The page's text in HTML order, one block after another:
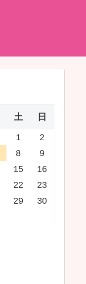
土 日
1
2
8
9
15
16
22
23
29
30